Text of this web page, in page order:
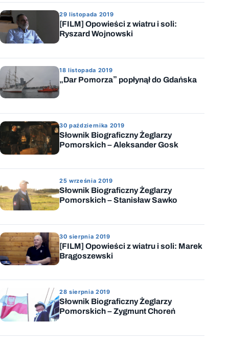
29 listopada 2019
[FILM] Opowieści z wiatru i soli:
Ryszard Wojnowski
18 listopada 2019
„Dar Pomorza” popłynął do Gdańska
30 października 2019
Słownik Biograficzny Żeglarzy
Pomorskich – Aleksander Gosk
25 września 2019
Słownik Biograficzny Żeglarzy
Pomorskich – Stanisław Sawko
30 sierpnia 2019
[FILM] Opowieści z wiatru i soli: Marek
Brągoszewski
28 sierpnia 2019
Słownik Biograficzny Żeglarzy
Pomorskich – Zygmunt Choreń